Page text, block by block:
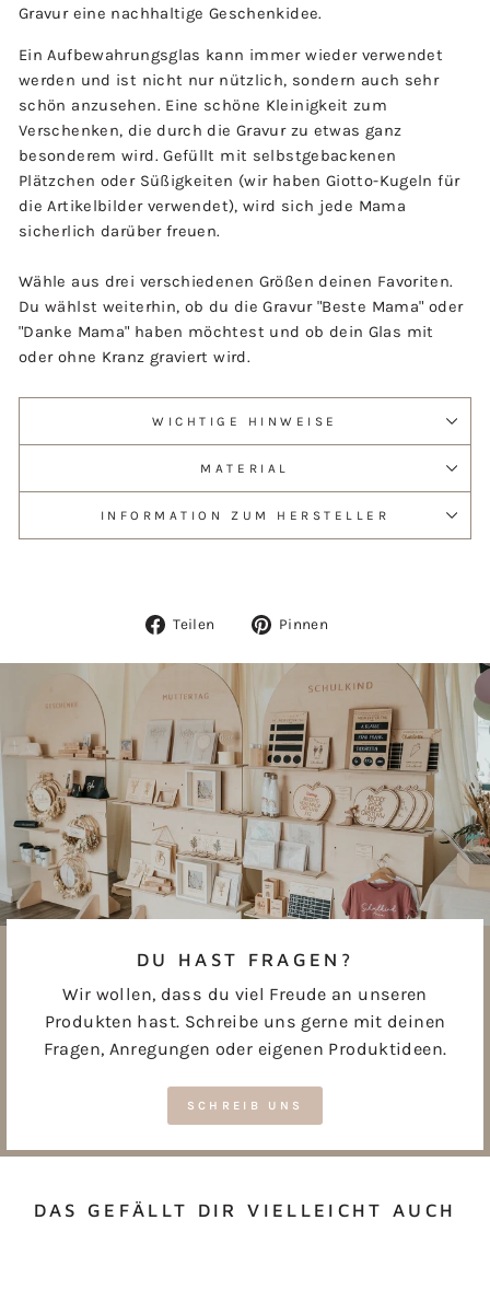
Gravur eine nachhaltige Geschenkidee.
Ein Aufbewahrungsglas kann immer wieder verwendet
werden und ist nicht nur nützlich, sondern auch sehr
schön anzusehen. Eine schöne Kleinigkeit zum
Verschenken, die durch die Gravur zu etwas ganz
besonderem wird. Gefüllt mit selbstgebackenen
Plätzchen oder Süßigkeiten (wir haben Giotto-Kugeln für
die Artikelbilder verwendet), wird sich jede Mama
sicherlich darüber freuen.
Wähle aus drei verschiedenen Größen deinen Favoriten.
Du wählst weiterhin, ob du die Gravur "Beste Mama" oder
"Danke Mama" haben möchtest und ob dein Glas mit
oder ohne Kranz graviert wird.
WICHTIGE HINWEISE
MATERIAL
INFORMATION ZUM HERSTELLER
Teilen
Auf
Pinnen
DU HAST FRAGEN?
Wir wollen, dass du viel Freude an unseren
Produkten hast. Schreibe uns gerne mit deinen
Fragen, Anregungen oder eigenen Produktideen.
SCHREIB UNS
DAS GEFÄLLT DIR VIELLEICHT AUCH